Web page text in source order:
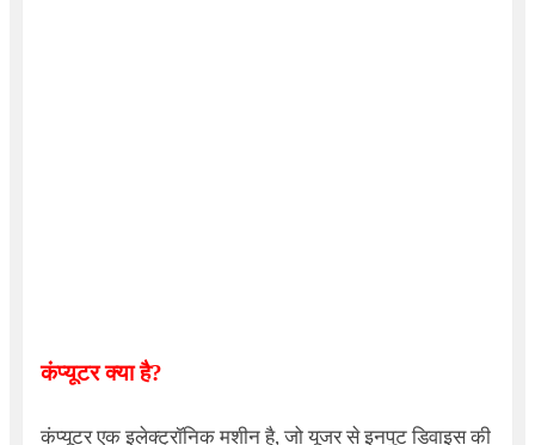
कंप्यूटर क्या है?
कंप्यूटर एक इलेक्ट्रॉनिक मशीन है, जो यूजर से इनपुट डिवाइस की